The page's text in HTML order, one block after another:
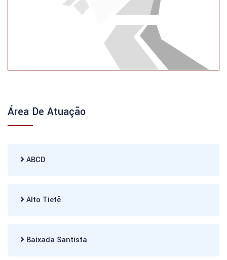
Área De Atuação
ABCD
Alto Tietê
Baixada Santista